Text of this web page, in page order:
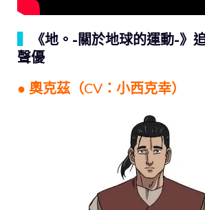
《地。-關於地球的運動-》
聲優
● 奧克茲（CV：小西克幸）